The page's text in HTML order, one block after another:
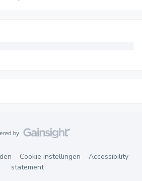
Cookie instellingen
Accessibility
statement